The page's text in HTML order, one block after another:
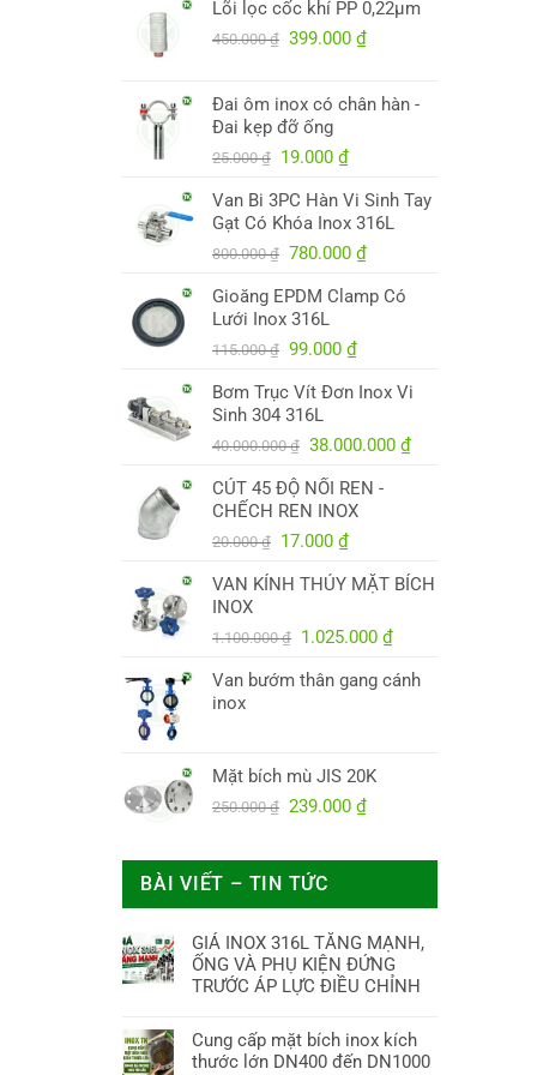
là:
250.000 ₫.
tại
là:
Lõi lọc cốc khí PP 0,22µm
450.000₫ Giá
450.000 ₫.
399.000 ₫Giá
là:
Đai ôm inox có chân hàn -
Đai kẹp đỡ ống
25.000₫ Giá
là:
25.000 ₫.
19.000 ₫Giá
tại
là:
19.000 ₫.
Van Bi 3PC Hàn Vi Sinh Tay
Gạt Có Khóa Inox 316L
800.000₫ Giá
là:
800.000 ₫.
780.000 ₫Giá
tại
Gioăng EPDM Clamp Có
Lưới Inox 316L
115.000₫ Giá
là:
115.000 ₫.
99.000 ₫Giá
tại
99.000 ₫.
Bơm Trục Vít Đơn Inox Vi
Sinh 304 316L
40.000.000₫ Giá
là:
40.000.000 ₫.
38.000.000 ₫Giá
CÚT 45 ĐỘ NỐI REN -
CHẾCH REN INOX
20.000₫ Giá
là:
17.000 ₫Giá
tại
17.000 ₫.
VAN KÍNH THỦY MẶT BÍCH
INOX
1.100.000₫ Giá
là:
1.025.000 ₫Giá
tại
Van bướm thân gang cánh
inox
Mặt bích mù JIS 20K
250.000₫ Giá
250.000 ₫.
239.000 ₫Giá
BÀI VIẾT – TIN TỨC
GIÁ INOX 316L TĂNG MẠNH,
ỐNG VÀ PHỤ KIỆN ĐỨNG
TRƯỚC ÁP LỰC ĐIỀU CHỈNH
Cung cấp mặt bích inox kích
thước lớn DN400 đến DN1000